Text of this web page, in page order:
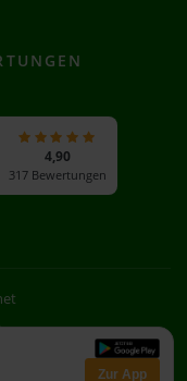
Zur App
4,90
317 Bewertungen